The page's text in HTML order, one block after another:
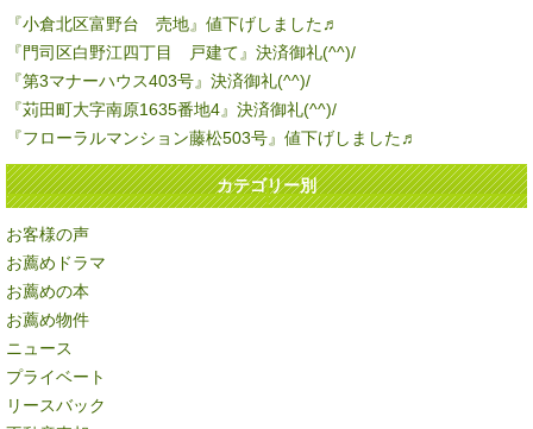
『小倉北区富野台 売地』値下げしました♬
『門司区白野江四丁目 戸建て』決済御礼(^^)/
『第3マナーハウス403号』決済御礼(^^)/
『苅田町大字南原1635番地4』決済御礼(^^)/
『フローラルマンション藤松503号』値下げしました♬
カテゴリー別
お客様の声
お薦めドラマ
お薦めの本
お薦め物件
ニュース
プライベート
リースバック